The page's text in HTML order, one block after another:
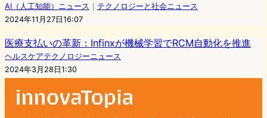
AI（人工知能）ニュース ｜ テクノロジーと社会ニュース
2024年11月27日16:07
医療支払いの革新：Infinxが機械学習でRCM自動化を推進
ヘルスケアテクノロジーニュース
2024年3月28日1:30